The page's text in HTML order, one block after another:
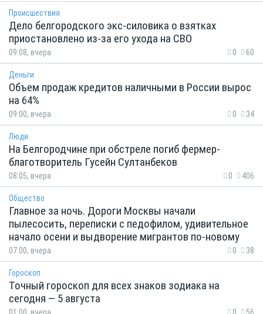
Происшествия
Дело белгородского экс-силовика о взятках
приостановлено из-за его ухода на СВО
09:08, вчера 0 60
Деньги
Объем продаж кредитов наличными в России вырос
на 64%
09:00, вчера 0 34
Люди
На Белгородчине при обстреле погиб фермер-
благотворитель Гусейн Султанбеков
08:05, вчера 0 406
Общество
Главное за ночь. Дороги Москвы начали
пылесосить, переписки с педофилом, удивительное
начало осени и выдворение мигрантов по-новому
07:00, вчера 0 38
Гороскоп
Точный гороскоп для всех знаков зодиака на
сегодня — 5 августа
01:00, вчера 0 56